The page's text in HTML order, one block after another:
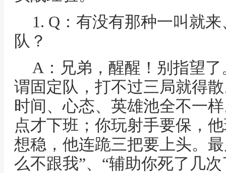
1. Q：有没有那种一叫就
队？
A：兄弟，醒醒！别指望
谓固定队，打不过三局就得
时间、心态、英雄池全不一
点才下班；你玩射手要保，
想稳，他连跪三把要上头。
么不跟我”、“辅助你死了几